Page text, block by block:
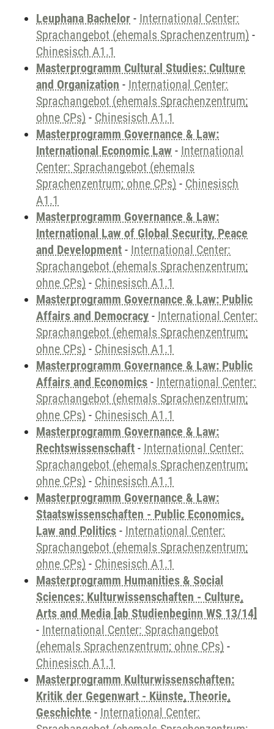
Leuphana Bachelor - International Center:
Sprachangebot (ehemals Sprachenzentrum) -
Chinesisch A1.1
Masterprogramm Cultural Studies: Culture
and Organization - International Center:
Sprachangebot (ehemals Sprachenzentrum;
ohne CPs) - Chinesisch A1.1
Masterprogramm Governance & Law:
International Economic Law - International
Center: Sprachangebot (ehemals
Sprachenzentrum; ohne CPs) - Chinesisch
A1.1
Masterprogramm Governance & Law:
International Law of Global Security, Peace
and Development - International Center:
Sprachangebot (ehemals Sprachenzentrum;
ohne CPs) - Chinesisch A1.1
Masterprogramm Governance & Law: Public
Affairs and Democracy - International Center:
Sprachangebot (ehemals Sprachenzentrum;
ohne CPs) - Chinesisch A1.1
Masterprogramm Governance & Law: Public
Affairs and Economics - International Center:
Sprachangebot (ehemals Sprachenzentrum;
ohne CPs) - Chinesisch A1.1
Masterprogramm Governance & Law:
Rechtswissenschaft - International Center:
Sprachangebot (ehemals Sprachenzentrum;
ohne CPs) - Chinesisch A1.1
Masterprogramm Governance & Law:
Staatswissenschaften - Public Economics,
Law and Politics - International Center:
Sprachangebot (ehemals Sprachenzentrum;
ohne CPs) - Chinesisch A1.1
Masterprogramm Humanities & Social
Sciences: Kulturwissenschaften - Culture,
Arts and Media [ab Studienbeginn WS 13/14]
- International Center: Sprachangebot
(ehemals Sprachenzentrum; ohne CPs) -
Chinesisch A1.1
Masterprogramm Kulturwissenschaften:
Kritik der Gegenwart - Künste, Theorie,
Geschichte - International Center: